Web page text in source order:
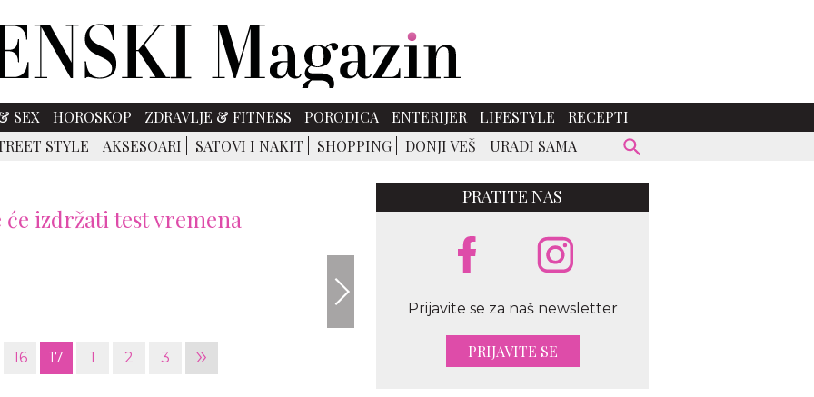
SEX HOROSKOP ZDRAVLJE & FITNESS PORODICA ENTERIJER LIFESTYLE
RECEPTI
STYLE AKSESOARI SATOVI I NAKIT SHOPPING DONJI VEŠ URADI SAMA
izdržati test vremena
16 17 1 2 3 »
PRATITE NAS
Prijavite se za naš newsletter
PRIJAVITE SE